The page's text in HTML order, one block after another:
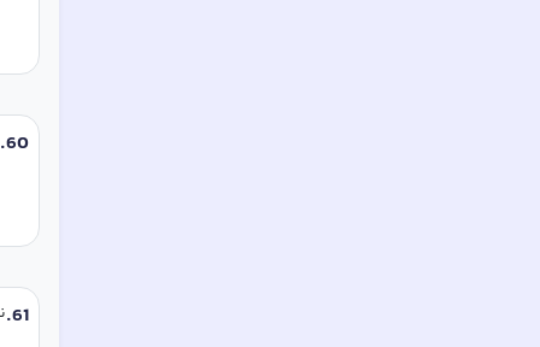
60
.
61
.